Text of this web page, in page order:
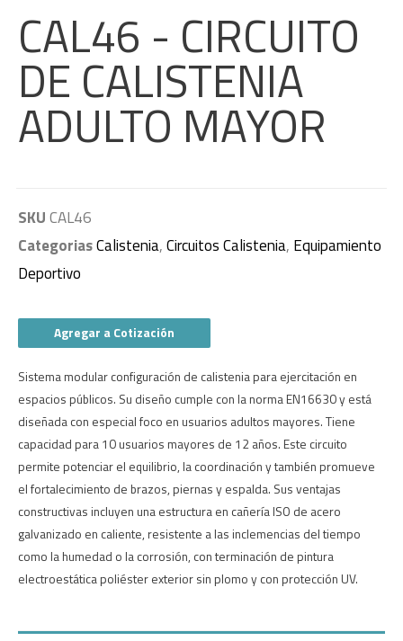
CAL46 - CIRCUITO
DE CALISTENIA
ADULTO MAYOR
SKUCAL46
CategoriasCalistenia,Circuitos Calistenia, Equipamiento
Deportivo
Agregar a Cotización
Sistema modular configuración de calistenia para ejercitación en
espacios públicos. Su diseño cumple con la norma EN16630 y está
diseñada con especial foco en usuarios adultos mayores. Tiene
capacidad para 10 usuarios mayores de 12 años. Este circuito
permite potenciar el equilibrio, la coordinación y también promueve
el fortalecimiento de brazos, piernas y espalda. Sus ventajas
constructivas incluyen una estructura en cañería ISO de acero
galvanizado en caliente, resistente a las inclemencias del tiempo
como la humedad o la corrosión, con terminación de pintura
electroestática poliéster exterior sin plomo y con protección UV.